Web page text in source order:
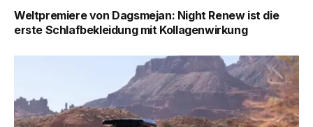
Weltpremiere von Dagsmejan: Night Renew ist die
erste Schlafbekleidung mit Kollagenwirkung